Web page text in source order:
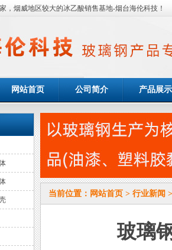
，烟威地区较大的冰乙酸销售基地-烟台海伦科技！
网站首页 公司简介 产品展示
当前位置： 网站首页 > 行业新闻 >
玻璃